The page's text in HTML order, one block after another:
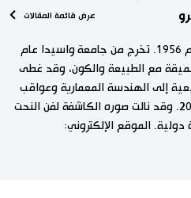
عرض قائمة المقالات
مصور فوتوغرافي. وُلد في نارا عام 1956. تخرج من جامعة واسيدا عام
العميقة مع الطبيعة والكون، وقد غطى
إلى الهندسة المعمارية وعواقب
كارثة توهوكو في مارس/آذار 2011. وقد نالت صوره الكاشفة لفن النحت
الموقع الإلكتروني: